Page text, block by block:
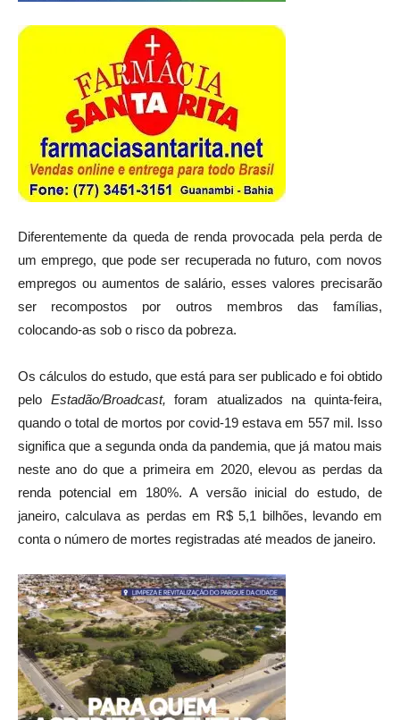
Diferentemente da queda de renda provocada pela perda de
um emprego, que pode ser recuperada no futuro, com novos
empregos ou aumentos de salário, esses valores precisarão
ser recompostos por outros membros das famílias,
colocando-as sob o risco da pobreza.
Os cálculos do estudo, que está para ser publicado e foi obtido
pelo Estadão/Broadcast, foram atualizados na quinta-feira,
quando o total de mortos por covid-19 estava em 557 mil. Isso
significa que a segunda onda da pandemia, que já matou mais
neste ano do que a primeira em 2020, elevou as perdas da
renda potencial em 180%. A versão inicial do estudo, de
janeiro, calculava as perdas em R$ 5,1 bilhões, levando em
conta o número de mortes registradas até meados de janeiro.